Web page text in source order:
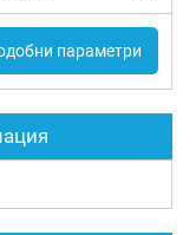
параметри